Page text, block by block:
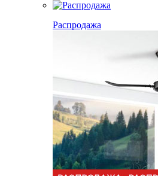
Распродажа